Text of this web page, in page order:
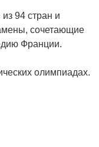
94 стран и
сочетающие
Франции.
олимпиадах.